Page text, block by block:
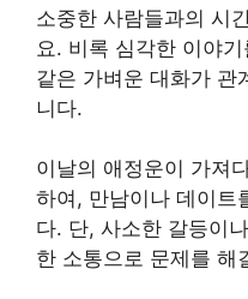
소중한 사람들과의 시
요. 비록 심각한 이야
같은 가벼운 대화가 관
니다.
이날의 애정운이 가져
하여, 만남이나 데이트
다. 단, 사소한 갈등이
한 소통으로 문제를 해